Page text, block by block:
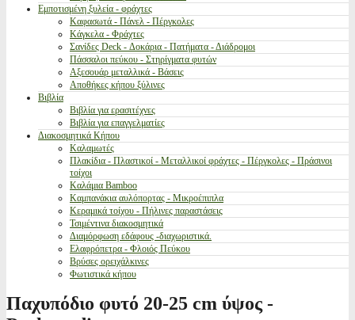
Εμποτισμένη ξυλεία - φράχτες
Καφασωτά - Πάνελ - Πέργκολες
Κάγκελα - Φράχτες
Σανίδες Deck - Δοκάρια - Πατήματα - Διάδρομοι
Πάσσαλοι πεύκου - Στηρίγματα φυτών
Αξεσουάρ μεταλλικά - Βάσεις
Αποθήκες κήπου ξύλινες
Βιβλία
Βιβλία για ερασιτέχνες
Βιβλία για επαγγελματίες
Διακοσμητικά Κήπου
Καλαμωτές
Πλακίδια - Πλαστικοί - Μεταλλικοί φράχτες - Πέργκολες - Πράσινοι
τοίχοι
Καλάμια Bamboo
Καμπανάκια αυλόπορτας - Μικροέπιπλα
Κεραμικά τοίχου - Πήλινες παραστάσεις
Τσιμέντινα διακοσμητικά
Διαμόρφωση εδάφους -διαχωριστικά.
Ελαφρόπετρα - Φλοιός Πεύκου
Βρύσες ορειχάλκινες
Φωτιστικά κήπου
Παχυπόδιο φυτό 20-25 cm ύψος -